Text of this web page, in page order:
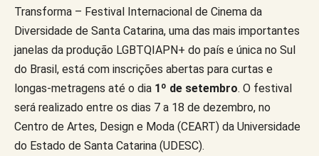
Transforma – Festival Internacional de Cinema da
Diversidade de Santa Catarina, uma das mais importantes
janelas da produção LGBTQIAPN+ do país e única no Sul
do Brasil, está com inscrições abertas para curtas e
longas-metragens até o dia 1º de setembro. O festival
será realizado entre os dias 7 a 18 de dezembro, no
Centro de Artes, Design e Moda (CEART) da Universidade
do Estado de Santa Catarina (UDESC).